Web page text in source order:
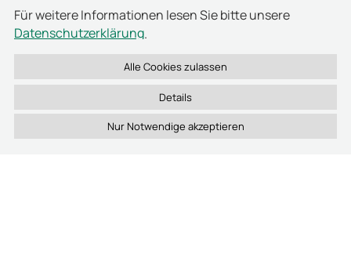
Für weitere Informationen lesen Sie bitte unsere
Datenschutzerklärung.
Details